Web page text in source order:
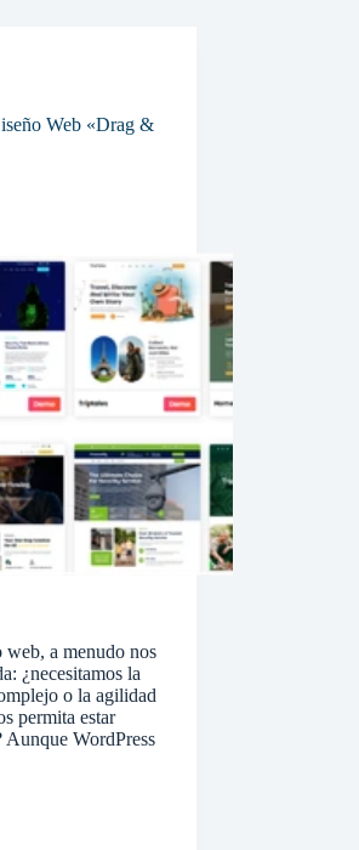
Web «Drag &
web, a menudo nos
¿necesitamos la
o la agilidad
permita estar
Aunque WordPress